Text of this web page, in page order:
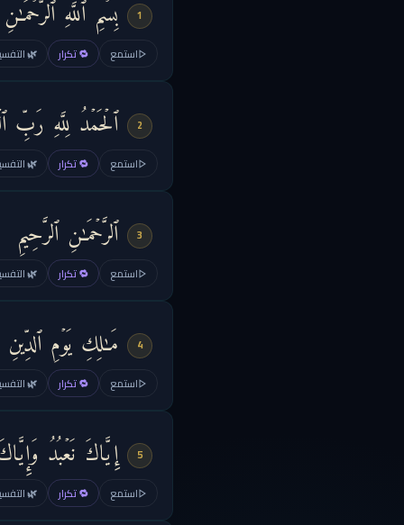
1
استمع 🔁 تكرار 🌿
2 ٱلۡحَمۡدُ لِلَّهِ رَبِّ
استمع 🔁 تكرار 🌿
3 ٱلرَّحۡمَـٰنِ ٱلرَّحِیمِ
استمع 🔁 تكرار 🌿
4 مَـٰلِكِ یَوۡمِ ٱلدِّینِ
استمع 🔁 تكرار 🌿
5 إِیَّاكَ نَعۡبُدُ
استمع 🔁 تكرار 🌿